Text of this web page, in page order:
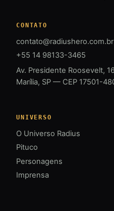
CONTATO
contato@radiushero.com.br
+55 14 98133-3465
Av. Presidente Roosevelt,
Marília, SP — CEP 17501-
UNIVERSO
O Universo Radius
Pituco
Personagens
Imprensa